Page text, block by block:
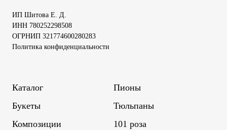
ИП Шитова Е. Д.
ИНН 780252298508
ОГРНИП 321774600280283
Политика конфиденциальности
Каталог
Букеты
Композиции
Пионы
Тюльпаны
101 роза